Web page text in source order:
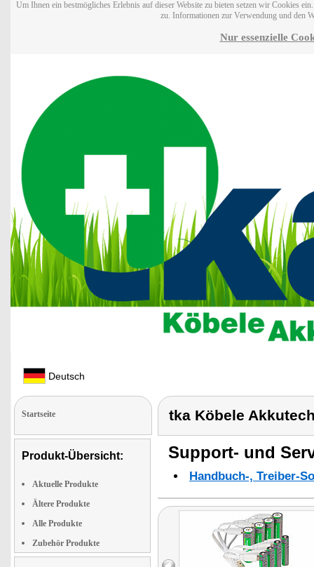
Um Ihnen ein bestmögliches Erlebnis auf dieser Website zu bieten setzen wir Cookies
zu. Informationen zur Verwendung und den
Nur essenzielle
Deutsch
Startseite
Produkt-Übersicht:
Aktuelle Produkte
Ältere Produkte
Alle Produkte
Zubehör Produkte
tka Köbele
Support- und
Handbuch-, Treiber-